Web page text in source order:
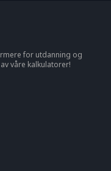
for utdanning og
våre kalkulatorer!